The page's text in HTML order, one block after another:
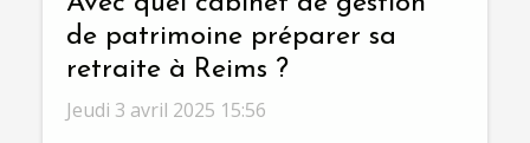
de patrimoine préparer sa
retraite à Reims ?
Jeudi 3 avril 2025 15:56